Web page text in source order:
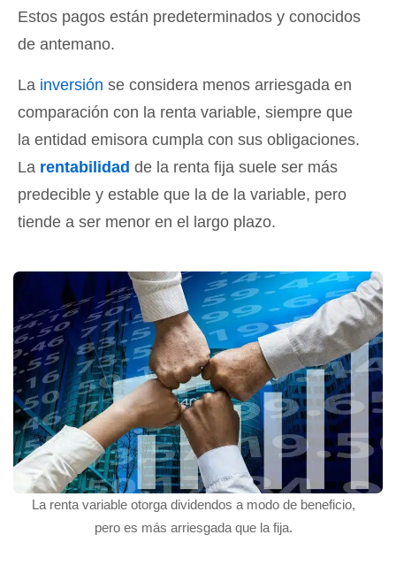
Estos pagos están predeterminados y conocidos
de antemano.
La inversión se considera menos arriesgada en
comparación con la renta variable, siempre que
la entidad emisora cumpla con sus obligaciones.
La rentabilidad de la renta fija suele ser más
predecible y estable que la de la variable, pero
tiende a ser menor en el largo plazo.
La renta variable otorga dividendos a modo de beneficio,
pero es más arriesgada que la fija.